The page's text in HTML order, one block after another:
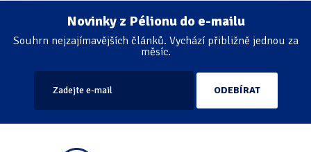
Novinky z Pélionu do e-mailu
Souhrn nejzajímavějších článků. Vychází přibližně jednou za
měsíc.